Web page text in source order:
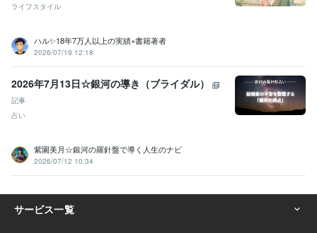
ライフスタイル
ハル✨18年7万人以上の実績×書籍著者
2026/07/19 12:18
2026年7月13日☆銀河の導き（ブライダル）
記事
占い
紫園美月☆銀河の羅針盤で導く人生のナビ
2026/07/12 10:34